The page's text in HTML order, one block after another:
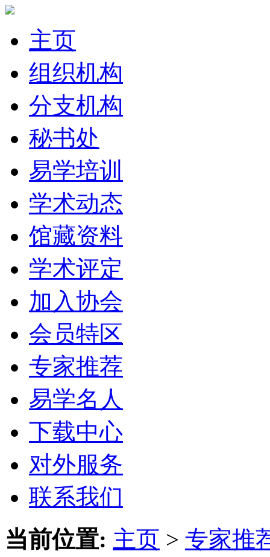
主页
组织机构
分支机构
秘书处
易学培训
学术动态
馆藏资料
学术评定
加入协会
会员特区
专家推荐
易学名人
下载中心
对外服务
联系我们
当前位置: 主页 > 专家推